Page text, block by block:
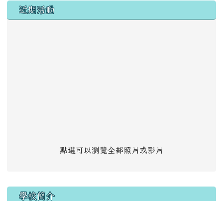
左邊區域內容
近期活動
點選可以瀏覽全部照片或影片
學校簡介